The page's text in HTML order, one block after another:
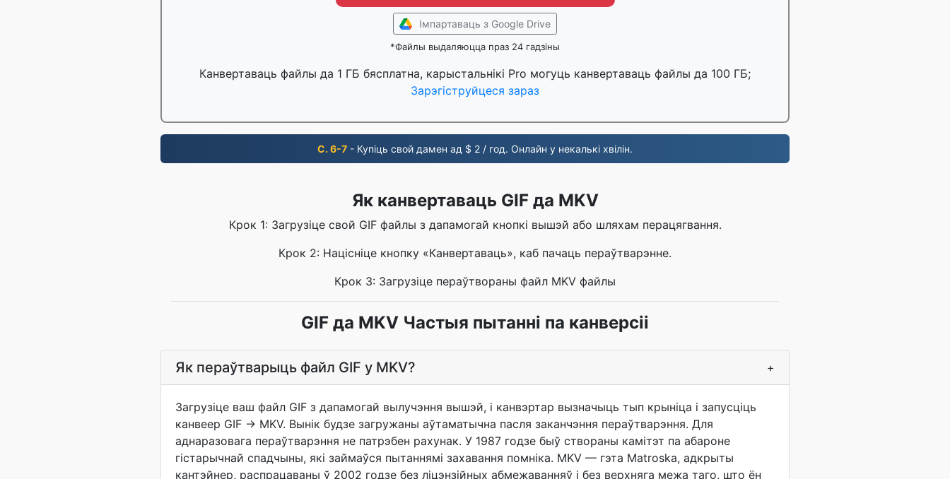
Імпартаваць з Google Drive
*Файлы выдаляюцца праз 24 гадзіны
Канвертаваць файлы да 1 ГБ бясплатна, карыстальнікі Pro могуць канвертаваць файлы да 100 ГБ;
Зарэгіструйцеся зараз
С. 6-7 - Купіць свой дамен ад $ 2 / год. Онлайн у некалькі хвілін.
Як канвертаваць GIF да MKV
Крок 1: Загрузіце свой GIF файлы з дапамогай кнопкі вышэй або шляхам перацягвання.
Крок 2: Націсніце кнопку «Канвертаваць», каб пачаць пераўтварэнне.
Крок 3: Загрузіце пераўтвораны файл MKV файлы
GIF да MKV Частыя пытанні па канверсіі
Як пераўтварыць файл GIF у MKV? +
Загрузіце ваш файл GIF з дапамогай вылучэння вышэй, і канвэртар вызначыць тып крыніца і запусціць
канвеер GIF -> MKV. Вынік будзе загружаны аўтаматычна пасля заканчэння пераўтварэння. Для
аднаразовага пераўтварэння не патрэбен рахунак. У 1987 годзе быў створаны камітэт па абароне
гістарычнай спадчыны, які займаўся пытаннямі захавання помніка. MKV — гэта Matroska, адкрыты
кантэйнер, распрацаваны ў 2002 годзе без ліцэнзійных абмежаванняў і без верхняга межа таго, што ён